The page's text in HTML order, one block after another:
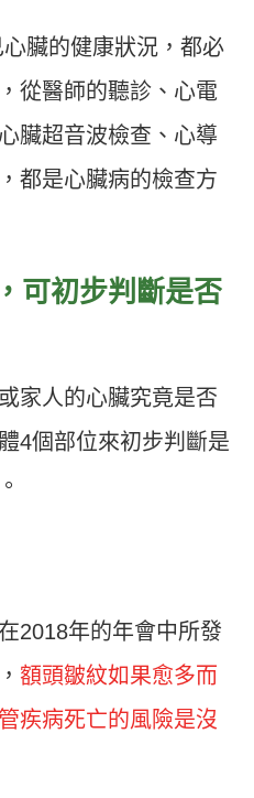
臟的健康狀況，都必
從醫師的聽診、心電
臟超音波檢查、心導
都是心臟病的檢查方
可初步判斷是否
家人的心臟究竟是否
4個部位來初步判斷是
2018年的年會中所發
額頭皺紋如果愈多而
疾病死亡的風險是沒